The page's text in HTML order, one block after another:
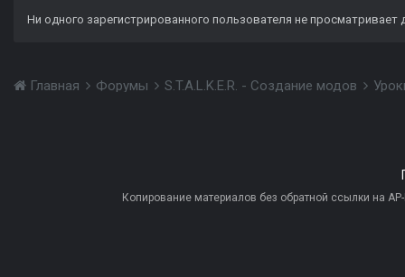
Ни одного зарегистрированного пользователя не просматривает
Главная Форумы S.T.A.L.K.E.R. - Создание модов
Копирование материалов без обратной ссылки на